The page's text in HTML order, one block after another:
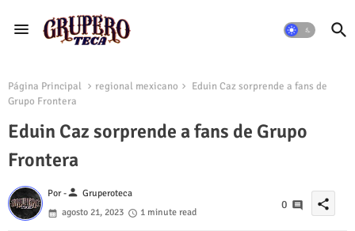
Página Principal regional mexicano
Eduin Caz sorprende a fans de
Grupo Frontera
Eduin Caz sorprende a fans de Grupo
Frontera
Por -person Gruperoteca
agosto 21, 2023
1 minute read
0 share